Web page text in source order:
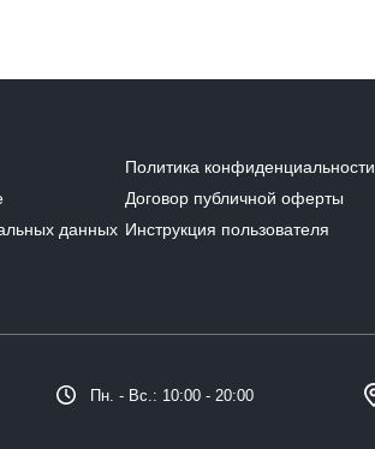
Политика конфиденциальности
Договор публичной оферты
данных Инструкция пользователя
Пн. - Вс.: 10:00 - 20:00